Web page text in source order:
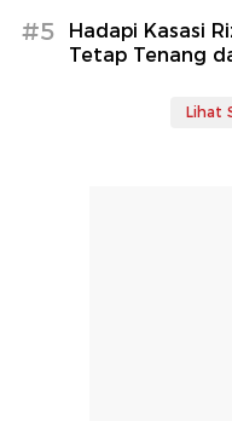
#5
Hadapi Kasasi
Tetap Tenang
Lihat